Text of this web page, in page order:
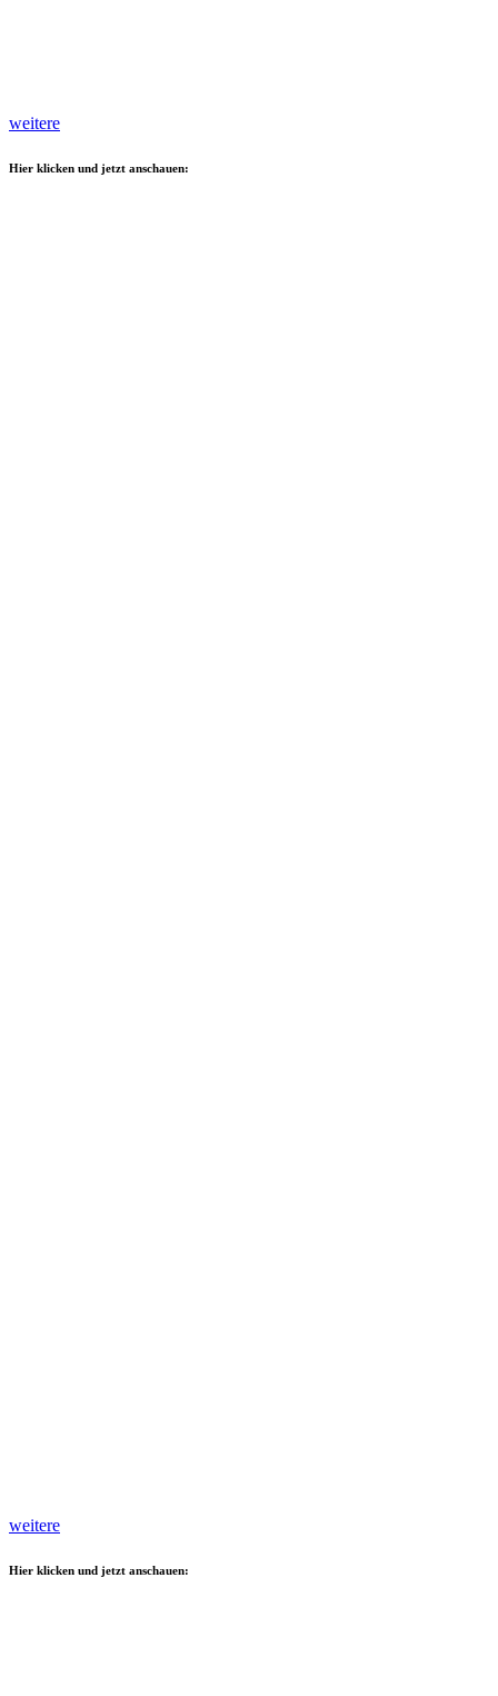
weitere
Hier klicken und jetzt anschauen:
weitere
Hier klicken und jetzt anschauen: